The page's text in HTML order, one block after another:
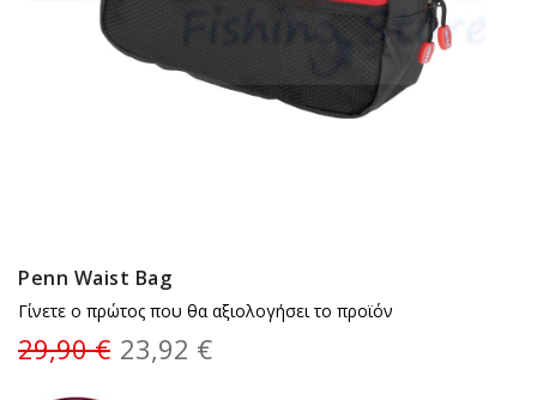
Penn Waist Bag
Γίνετε ο πρώτος που θα αξιολογήσει το προϊόν
23,92 €
29,90 €